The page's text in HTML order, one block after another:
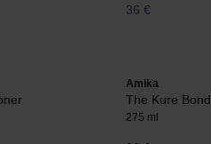
36 €
Amika
The Kure Bond
275 ml